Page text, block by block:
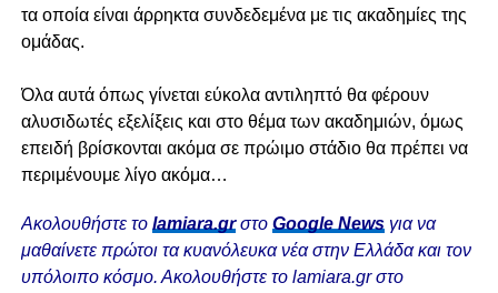
τα οποία είναι άρρηκτα συνδεδεμένα με τις ακαδημίες της
ομάδας.
Όλα αυτά όπως γίνεται εύκολα αντιληπτό θα φέρουν
αλυσιδωτές εξελίξεις και στο θέμα των ακαδημιών, όμως
επειδή βρίσκονται ακόμα σε πρώιμο στάδιο θα πρέπει να
περιμένουμε λίγο ακόμα…
Ακολουθήστε το lamiara.grστο Google Newsγια να
μαθαίνετε πρώτοι τα κυανόλευκα νέα στην Ελλάδα και τον
υπόλοιπο κόσμο. Ακολουθήστε το lamiara.gr στο